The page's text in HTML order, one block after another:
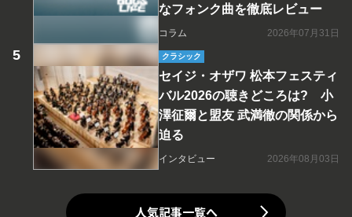
なフォンク曲を徹底レビュー
コラム 2026年07月31日
クラシック
セイジ・オザワ 松本フェスティ
バル2026の聴きどころは? 小
澤征爾と盟友 武満徹の関係から
迫る
インタビュー 2026年08月03日
人気記事一覧へ